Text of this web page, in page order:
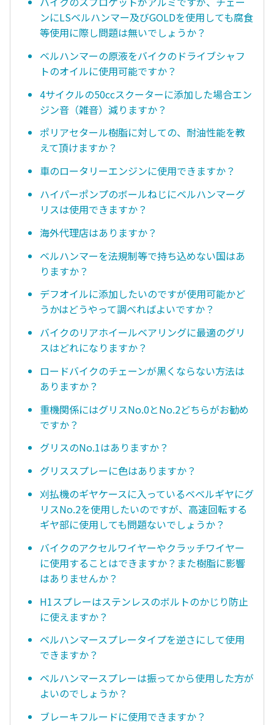
ンにLSベルハンマー及びGOLDを使用しても腐食
等使用に際し問題は無いでしょうか？
ベルハンマーの原液をバイクのドライブシャフ
トのオイルに使用可能ですか？
4サイクルの50ccスクーターに添加した場合エン
ジン音（雑音）減りますか？
ポリアセタール樹脂に対しての、耐油性能を教
えて頂けますか？
車のロータリーエンジンに使用できますか？
ハイパーポンプのボールねじにベルハンマーグ
リスは使用できますか？
海外代理店はありますか？
ベルハンマーを法規制等で持ち込めない国はあ
りますか？
デフオイルに添加したいのですが使用可能かど
うかはどうやって調べればよいですか？
バイクのリアホイールベアリングに最適のグリ
スはどれになりますか？
ロードバイクのチェーンが黒くならない方法は
ありますか？
重機関係にはグリスNo.0とNo.2どちらがお勧め
ですか？
グリスのNo.1はありますか？
グリススプレーに色はありますか？
刈払機のギヤケースに入っているベベルギヤにグ
リスNo.2を使用したいのですが、高速回転する
ギヤ部に使用しても問題ないでしょうか？
バイクのアクセルワイヤーやクラッチワイヤー
に使用することはできますか？また樹脂に影響
はありませんか？
H1スプレーはステンレスのボルトのかじり防止
に使えますか？
ベルハンマースプレータイプを逆さにして使用
できますか？
ベルハンマースプレーは振ってから使用した方が
よいのでしょうか？
ブレーキフルードに使用できますか？